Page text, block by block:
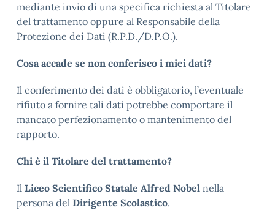
mediante invio di una specifica richiesta al Titolare
del trattamento oppure al Responsabile della
Protezione dei Dati (R.P.D./D.P.O.).
Cosa accade se non conferisco i miei dati?
Il conferimento dei dati è obbligatorio, l’eventuale
rifiuto a fornire tali dati potrebbe comportare il
mancato perfezionamento o mantenimento del
rapporto.
Chi è il Titolare del trattamento?
Il Liceo Scientifico Statale Alfred Nobel ​ nella
persona del Dirigente Scolastico.